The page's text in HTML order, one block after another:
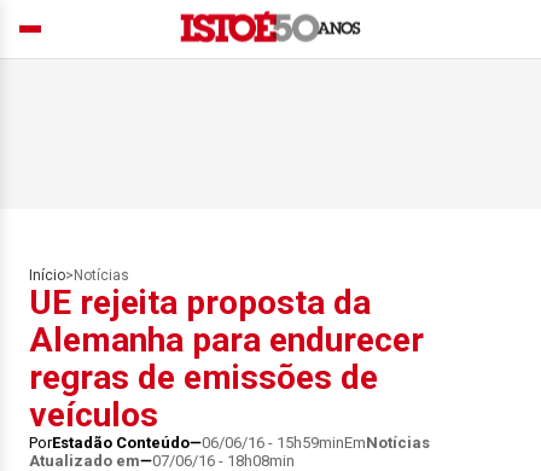
Início> Notícias
UE rejeita proposta da
Alemanha para endurecer
regras de emissões de
veículos
PorEstadão Conteúdo 06/06/16 - 15h59minEmNotícias
Atualizado em
07/06/16 - 18h08min